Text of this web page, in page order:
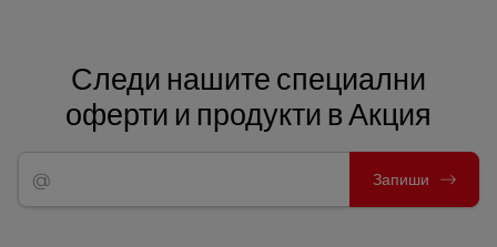
Следи нашите специални
оферти и продукти в Акция
Запиши